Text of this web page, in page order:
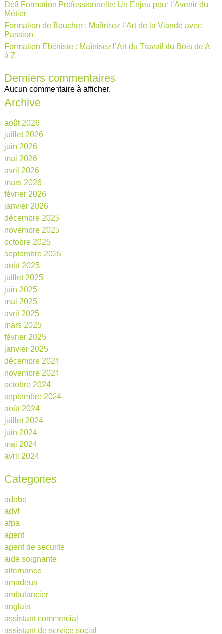
Défi Formation Professionnelle: Un Enjeu pour l’Avenir du
Métier
Formation de Boucher : Maîtrisez l’Art de la Viande avec
Passion
Formation Ébéniste : Maîtrisez l’Art du Travail du Bois de A
à Z
Derniers commentaires
Aucun commentaire à afficher.
Archive
août 2026
juillet 2026
juin 2026
mai 2026
avril 2026
mars 2026
février 2026
janvier 2026
décembre 2025
novembre 2025
octobre 2025
septembre 2025
août 2025
juillet 2025
juin 2025
mai 2025
avril 2025
mars 2025
février 2025
janvier 2025
décembre 2024
novembre 2024
octobre 2024
septembre 2024
août 2024
juillet 2024
juin 2024
mai 2024
avril 2024
Categories
adobe
advf
afpa
agent
agent de securite
aide soignante
alternance
amadeus
ambulancier
anglais
assistant commercial
assistant de service social